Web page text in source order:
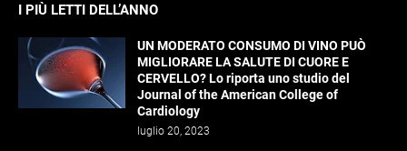
I PIÙ LETTI DELL’ANNO
UN MODERATO CONSUMO DI VINO PUÒ
MIGLIORARE LA SALUTE DI CUORE E
CERVELLO? Lo riporta uno studio del
Journal of the American College of
Cardiology
luglio 20, 2023